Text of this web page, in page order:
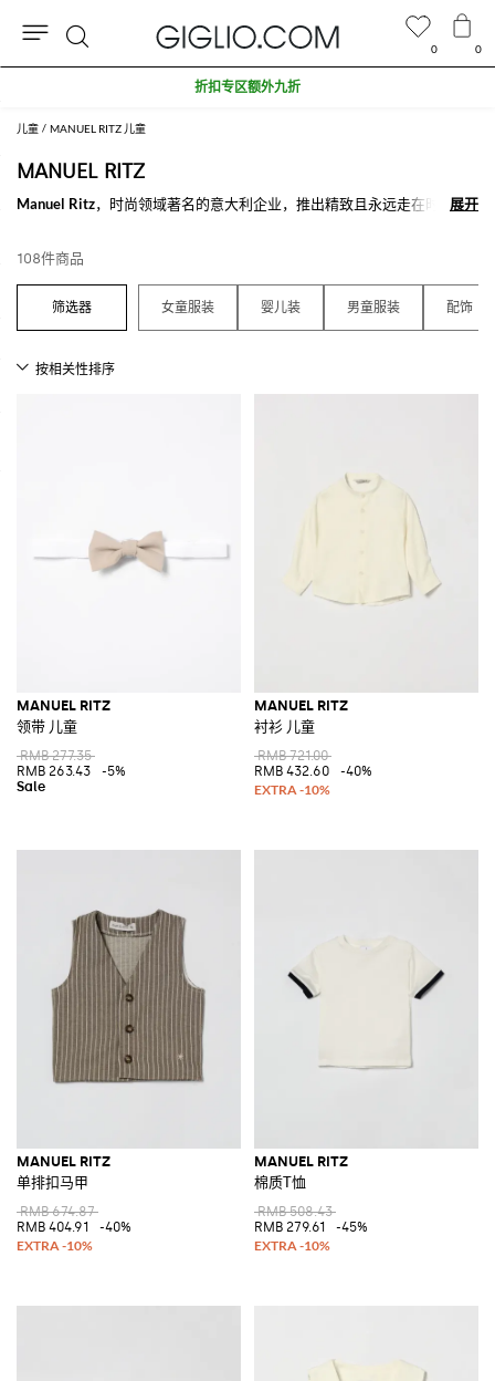
儿童 MANUEL RITZ 儿童
MANUEL RITZ
Manuel Ritz，时尚领域著名的意大利企业，推出精致且永远走在时尚前
牌的高识别率单品通过同色系彩色星星来表达企业标志。 在众多单品中
我们还能看到套装，裤子，毛衣和Manuel Ritz夹克，专门来满足想要保
持精致造型同时又想享受舒适的男人和女人们，让人在任何时候的每一个
500€免费配送就在Giglio.com。
展开
展开
108件商品
女童服装 婴儿装 男童服装 配饰
MANUEL RITZ
领带 儿童
RMB 277.35
RMB 263.43
-5%
MANUEL RITZ
衬衫 儿童
RMB 721.00
RMB 432.60
-40%
MANUEL RITZ
单排扣马甲
RMB 674.87
RMB 404.91
-40%
MANUEL RITZ
棉质T恤
RMB 508.43
RMB 279.61
-45%
0 0
折扣专区额外九折